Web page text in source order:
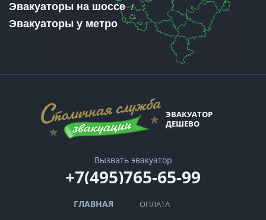
Эвакуаторы на шоссе
Эвакуаторы у метро
ЭВАКУАТОР
ДЕШЕВО
Вызвать эвакуатор
+7(495)765-65-99
ГЛАВНАЯ
ОПЛАТА